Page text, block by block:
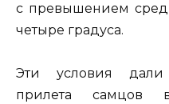
с превышением
четыре градуса.
Эти условия дали
прилета самцов